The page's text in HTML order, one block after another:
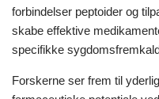
forbindelser peptoider og
skabe effektive
specifikke
Forskerne ser frem til